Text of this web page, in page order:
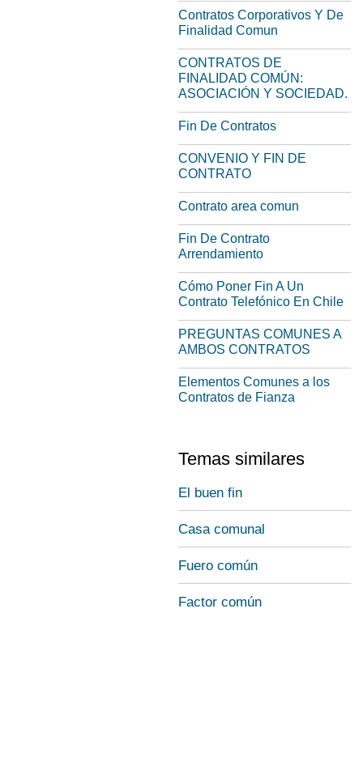
Contratos Corporativos Y De
Finalidad Comun
CONTRATOS DE
FINALIDAD COMÚN:
ASOCIACIÓN Y SOCIEDAD.
Fin De Contratos
CONVENIO Y FIN DE
CONTRATO
Contrato area comun
Fin De Contrato
Arrendamiento
Cómo Poner Fin A Un
Contrato Telefónico En Chile
PREGUNTAS COMUNES A
AMBOS CONTRATOS
Elementos Comunes a los
Contratos de Fianza
Temas similares
El buen fin
Casa comunal
Fuero común
Factor común